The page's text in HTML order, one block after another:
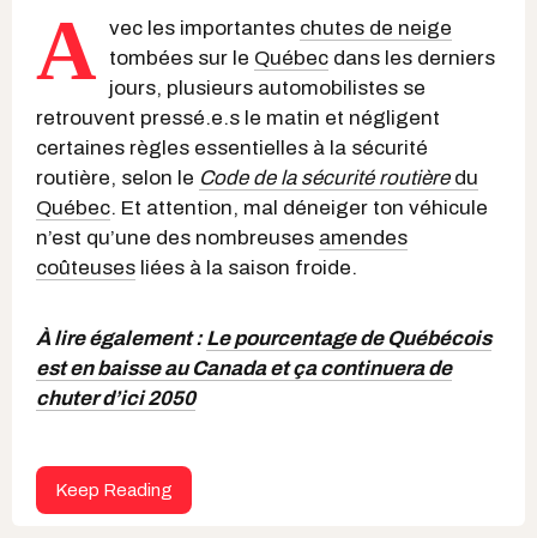
A vec les importantes chutes de neige
tombées sur le Québec dans les derniers
jours, plusieurs automobilistes se
retrouvent pressé.e.s le matin et négligent
certaines règles essentielles à la sécurité
routière, selon le Code de la sécurité routièredu
Québec. Et attention, mal déneiger ton véhicule
n’est qu’une des nombreuses amendes
coûteuses liées à la saison froide.
À lire également :Le pourcentage de Québécois
est en baisse au Canada et ça continuera de
chuter d’ici 2050
Keep Reading